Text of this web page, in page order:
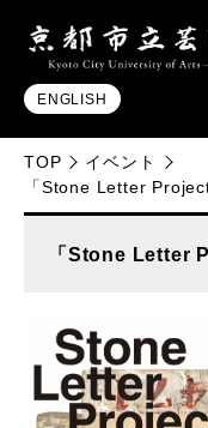
ENGLISH
TOP
イベント
「Stone Letter
「Stone Letter